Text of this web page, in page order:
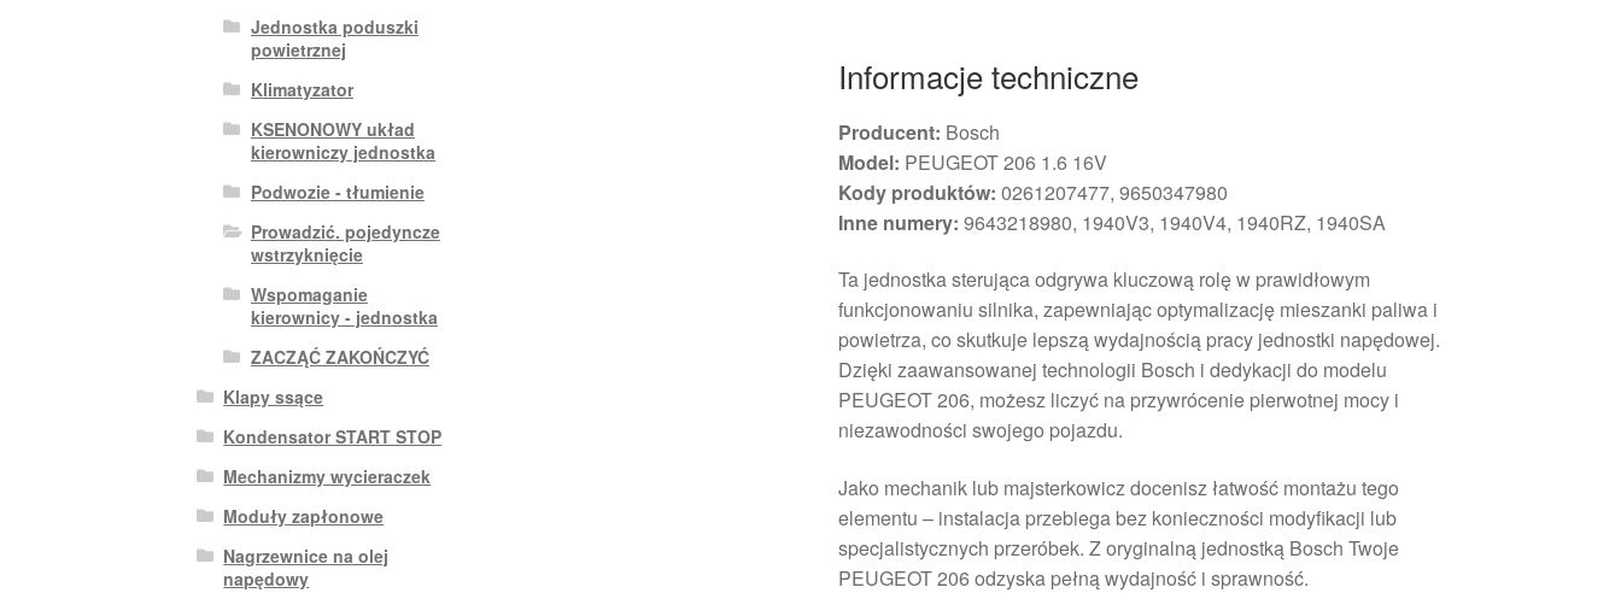
Informacje techniczne
Producent: Bosch
Model: PEUGEOT 206 1.6 16V
Kody produktów: 0261207477, 9650347980
Inne numery: 9643218980, 1940V3, 1940V4, 1940RZ, 1940SA
Ta jednostka sterująca odgrywa kluczową rolę w prawidłowym
funkcjonowaniu silnika, zapewniając optymalizację mieszanki paliwa i
powietrza, co skutkuje lepszą wydajnością pracy jednostki napędowej.
Dzięki zaawansowanej technologii Bosch i dedykacji do modelu
PEUGEOT 206, możesz liczyć na przywrócenie pierwotnej mocy i
niezawodności swojego pojazdu.
Jako mechanik lub majsterkowicz docenisz łatwość montażu tego
elementu – instalacja przebiega bez konieczności modyfikacji lub
specjalistycznych przeróbek. Z oryginalną jednostką Bosch Twoje
PEUGEOT 206 odzyska pełną wydajność i sprawność.
Jednostka poduszki
powietrznej
Klimatyzator
KSENONOWY układ
kierowniczy jednostka
Podwozie - tłumienie
Prowadzić. pojedyncze
wstrzyknięcie
Wspomaganie
kierownicy - jednostka
ZACZĄĆ ZAKOŃCZYĆ
Klapy ssące
Kondensator START STOP
Mechanizmy wycieraczek
Moduły zapłonowe
Nagrzewnice na olej
napędowy